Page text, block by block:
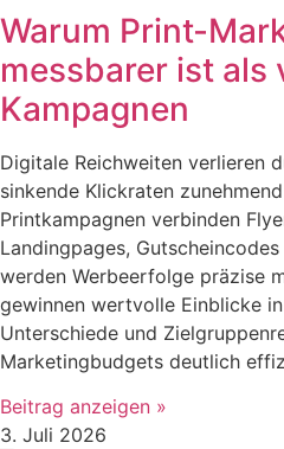
Warum Print-
messbarer ist als
Kampagnen
Digitale Reichweiten verlieren
sinkende Klickraten
Printkampagnen verbinden
Landingpages,
werden Werbeerfolge präzise
gewinnen wertvolle Einblicke
Unterschiede und
Marketingbudgets deutlich
Beitrag anzeigen »
3. Juli 2026